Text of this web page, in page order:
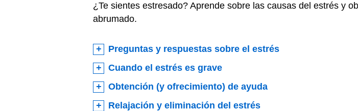
¿Te sientes estresado? Aprende sobre las causas del estrés y
abrumado.
Preguntas y respuestas sobre el estrés
Cuando el estrés es grave
Obtención (y ofrecimiento) de ayuda
Relajación y eliminación del estrés